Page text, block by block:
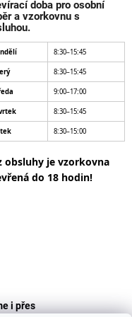
doba pro osobní
a vzorkovnu s
8:30–15:45
8:30–15:45
9:00–17:00
8:30–15:45
8:30–15:00
obsluhy je vzorkovna
do 18 hodin!
i přes